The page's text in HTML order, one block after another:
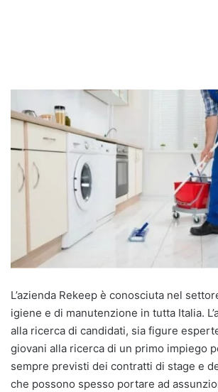
L’azienda Rekeep è conosciuta nel
igiene e di manutenzione in tutta Italia.
alla ricerca di candidati, sia figure
giovani alla ricerca di un primo impiego
sempre previsti dei contratti di stage e
che possono spesso portare ad